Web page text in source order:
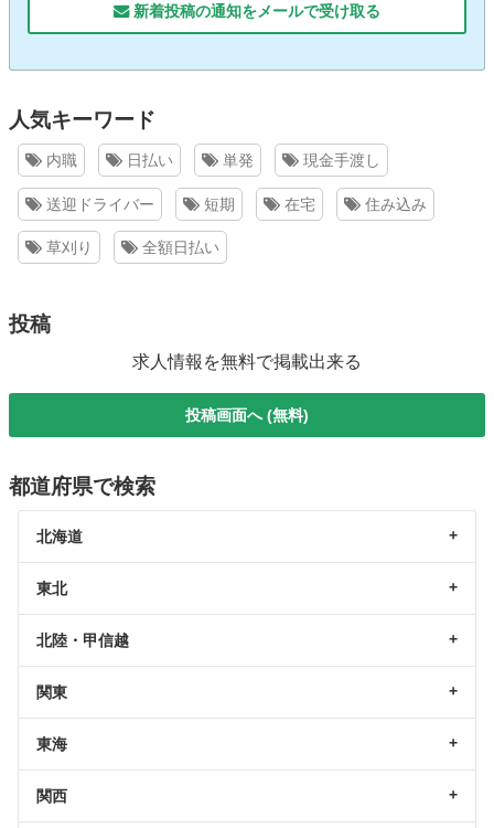
新着投稿の通知をメールで受け取る
人気キーワード
内職 日払い 単発 現金手渡し
送迎ドライバー 短期 在宅 住み込み
草刈り 全額日払い
投稿
求人情報を無料で掲載出来る
投稿画面へ (無料)
都道府県で検索
北海道
東北
北陸・甲信越
関東
東海
関西